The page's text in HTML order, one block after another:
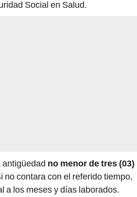
Social en Salud.
antigüedad no menor de tres (03)
no contara con el referido tiempo,
a los meses y días laborados.